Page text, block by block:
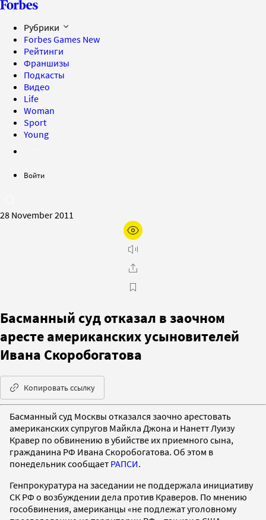
Рубрики
Forbes Games New
Рейтинги
Франшизы
Подкасты
Видео
Life
Woman
Sport
Young
Войти
28 November 2011
Басманный суд отказал в заочном
аресте американских усыновителей
Ивана Скоробогатова
Копировать ссылку
Басманный суд Москвы отказался заочно арестовать
американских супругов Майкла Джона и Нанетт Луизу
Кравер по обвинению в убийстве их приемного сына,
гражданина РФ Ивана Скоробогатова. Об этом в
понедельник сообщает РАПСИ.
Генпрокуратура на заседании не поддержала инициативу
СК РФ о возбуждении дела против Краверов. По мнению
гособвинения, американцы «не подлежат уголовному